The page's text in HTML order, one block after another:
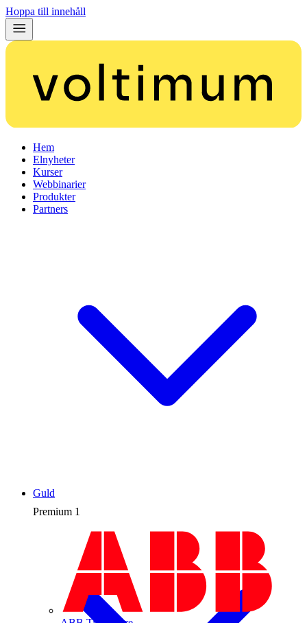
Hoppa till innehåll
Hem
Elnyheter
Kurser
Webbinarier
Produkter
Partners
Premium 1
Guld